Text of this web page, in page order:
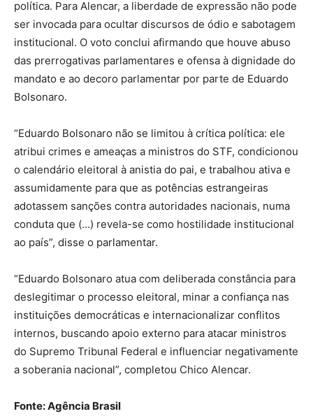
política. Para Alencar, a liberdade de expressão não pode
ser invocada para ocultar discursos de ódio e sabotagem
institucional. O voto conclui afirmando que houve abuso
das prerrogativas parlamentares e ofensa à dignidade do
mandato e ao decoro parlamentar por parte de Eduardo
Bolsonaro.
“Eduardo Bolsonaro não se limitou à crítica política: ele
atribui crimes e ameaças a ministros do STF, condicionou
o calendário eleitoral à anistia do pai, e trabalhou ativa e
assumidamente para que as potências estrangeiras
adotassem sanções contra autoridades nacionais, numa
conduta que (…) revela-se como hostilidade institucional
ao país”, disse o parlamentar.
“Eduardo Bolsonaro atua com deliberada constância para
deslegitimar o processo eleitoral, minar a confiança nas
instituições democráticas e internacionalizar conflitos
internos, buscando apoio externo para atacar ministros
do Supremo Tribunal Federal e influenciar negativamente
a soberania nacional”, completou Chico Alencar.
Fonte: Agência Brasil